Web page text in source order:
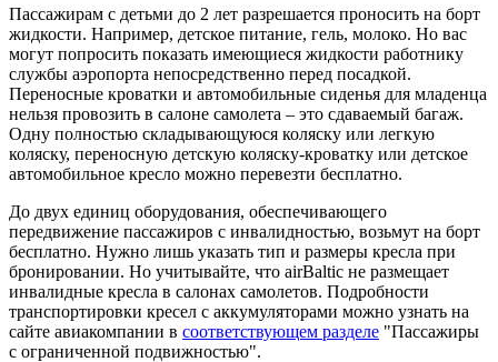
Пассажирам с детьми до 2 лет разрешается проносить на борт
жидкости. Например, детское питание, гель, молоко. Но вас
могут попросить показать имеющиеся жидкости работнику
службы аэропорта непосредственно перед посадкой.
Переносные кроватки и автомобильные сиденья для младенца
нельзя провозить в салоне самолета – это сдаваемый багаж.
Одну полностью складывающуюся коляску или легкую
коляску, переносную детскую коляску-кроватку или детское
автомобильное кресло можно перевезти бесплатно.
До двух единиц оборудования, обеспечивающего
передвижение пассажиров с инвалидностью, возьмут на борт
бесплатно. Нужно лишь указать тип и размеры кресла при
бронировании. Но учитывайте, что airBaltic не размещает
инвалидные кресла в салонах самолетов. Подробности
транспортировки кресел с аккумуляторами можно узнать на
сайте авиакомпании в соответствующем разделе "Пассажиры
с ограниченной подвижностью".